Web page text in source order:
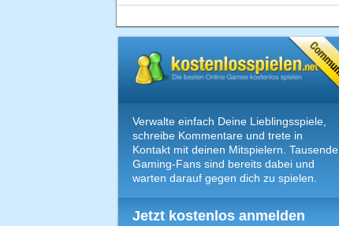
Verwalte einfach Deine Lieblingsspiele,
schreibe Kommentare und trete in
Kontakt mit deinen Mitspielern. Tausende
Gaming-Fans sind bereits dabei und
warten darauf gegen dich zu spielen.
Jetzt kostenlos anmelden